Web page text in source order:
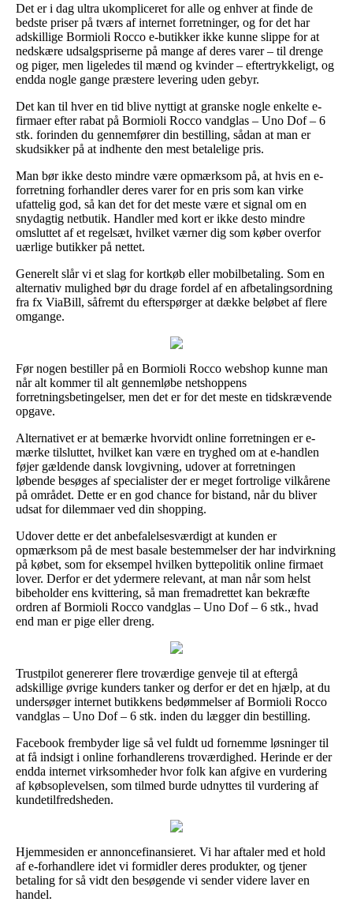
Det er i dag ultra ukompliceret for alle og enhver at finde de
bedste priser på tværs af internet forretninger, og for det har
adskillige Bormioli Rocco e-butikker ikke kunne slippe for at
nedskære udsalgspriserne på mange af deres varer – til drenge
og piger, men ligeledes til mænd og kvinder – eftertrykkeligt, og
endda nogle gange præstere levering uden gebyr.
Det kan til hver en tid blive nyttigt at granske nogle enkelte e-
firmaer efter rabat på Bormioli Rocco vandglas – Uno Dof – 6
stk. forinden du gennemfører din bestilling, sådan at man er
skudsikker på at indhente den mest betalelige pris.
Man bør ikke desto mindre være opmærksom på, at hvis en e-
forretning forhandler deres varer for en pris som kan virke
ufattelig god, så kan det for det meste være et signal om en
snydagtig netbutik. Handler med kort er ikke desto mindre
omsluttet af et regelsæt, hvilket værner dig som køber overfor
uærlige butikker på nettet.
Generelt slår vi et slag for kortkøb eller mobilbetaling. Som en
alternativ mulighed bør du drage fordel af en afbetalingsordning
fra fx ViaBill, såfremt du efterspørger at dække beløbet af flere
omgange.
Før nogen bestiller på en Bormioli Rocco webshop kunne man
når alt kommer til alt gennemløbe netshoppens
forretningsbetingelser, men det er for det meste en tidskrævende
opgave.
Alternativet er at bemærke hvorvidt online forretningen er e-
mærke tilsluttet, hvilket kan være en tryghed om at e-handlen
føjer gældende dansk lovgivning, udover at forretningen
løbende besøges af specialister der er meget fortrolige vilkårene
på området. Dette er en god chance for bistand, når du bliver
udsat for dilemmaer ved din shopping.
Udover dette er det anbefalelsesværdigt at kunden er
opmærksom på de mest basale bestemmelser der har indvirkning
på købet, som for eksempel hvilken byttepolitik online firmaet
lover. Derfor er det ydermere relevant, at man når som helst
bibeholder ens kvittering, så man fremadrettet kan bekræfte
ordren af Bormioli Rocco vandglas – Uno Dof – 6 stk., hvad
end man er pige eller dreng.
Trustpilot genererer flere troværdige genveje til at eftergå
adskillige øvrige kunders tanker og derfor er det en hjælp, at du
undersøger internet butikkens bedømmelser af Bormioli Rocco
vandglas – Uno Dof – 6 stk. inden du lægger din bestilling.
Facebook frembyder lige så vel fuldt ud fornemme løsninger til
at få indsigt i online forhandlerens troværdighed. Herinde er der
endda internet virksomheder hvor folk kan afgive en vurdering
af købsoplevelsen, som tilmed burde udnyttes til vurdering af
kundetilfredsheden.
Hjemmesiden er annoncefinansieret. Vi har aftaler med et hold
af e-forhandlere idet vi formidler deres produkter, og tjener
betaling for så vidt den besøgende vi sender videre laver en
handel.